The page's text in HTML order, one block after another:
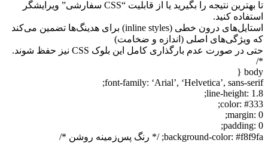
تا بهترین نتیجه را بگیرید یا از قابلیت “CSS سفارشی” ویرایشگر
استفاده کنید.
استایل‌های درون خطی (inline styles) برای هدینگ‌ها تضمین می‌کند
که ویژگی‌های اصلی (اندازه و ضخامت)
حتی در صورت عدم بارگذاری کامل این بلوک CSS نیز حفظ شوند.
*/
body {
font-family: ‘Arial’, ‘Helvetica’, sans-serif;
line-height: 1.8;
color: #333;
margin: 0;
padding: 0;
background-color: #f8f9fa; /* رنگ پس‌زمینه روشن */